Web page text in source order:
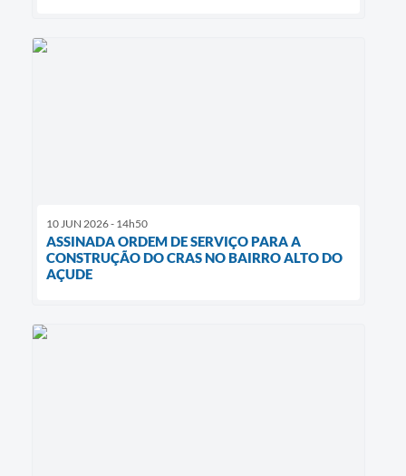
10 JUN 2026 - 14h50
ASSINADA ORDEM DE SERVIÇO PARA A
CONSTRUÇÃO DO CRAS NO BAIRRO ALTO DO
AÇUDE